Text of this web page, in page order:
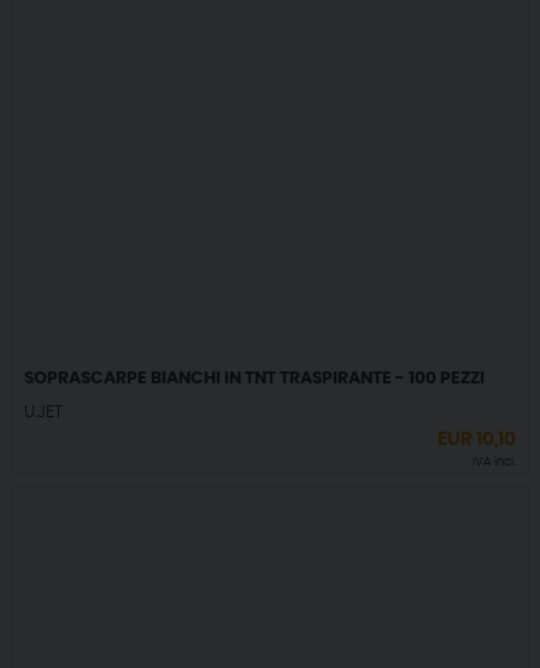
SOPRASCARPE BIANCHI IN TNT TRASPIRANTE - 100 PEZZI
U.JET
EUR10,10
IVA incl.